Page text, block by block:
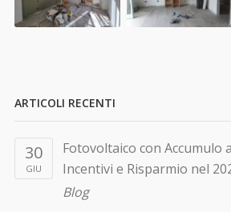
ARTICOLI RECENTI
30
GIU
Fotovoltaico con Accumulo
Incentivi e Risparmio nel
Blog